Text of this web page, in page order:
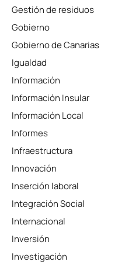
Gestión de residuos
Gobierno
Gobierno de Canarias
Igualdad
Información
Información Insular
Información Local
Informes
Infraestructura
Innovación
Inserción laboral
Integración Social
Internacional
Inversión
Investigación